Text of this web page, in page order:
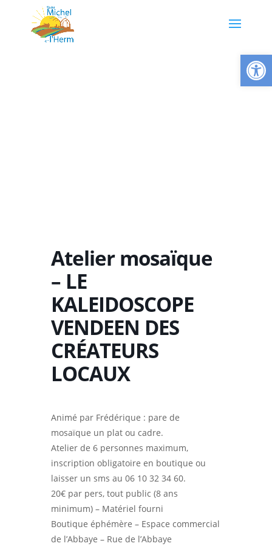
Atelier mosaïque
– LE
KALEIDOSCOPE
VENDEEN DES
CRÉATEURS
LOCAUX
Animé par Frédérique : pare de
mosaïque un plat ou cadre.
Atelier de 6 personnes maximum,
inscription obligatoire en boutique ou
laisser un sms au 06 10 32 34 60.
20€ par pers, tout public (8 ans
minimum) – Matériel fourni
Boutique éphémère – Espace commercial
de l’Abbaye – Rue de l’Abbaye
Ouvrir